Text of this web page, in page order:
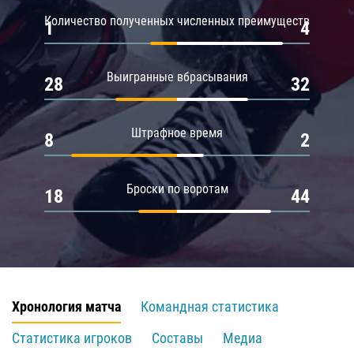
Количество полученных численных преимуществ
1 4
Выигранные вбрасывания
28 32
Штрафное время
8 2
Броски по воротам
18 44
Хронология матча
Командная статистика
Статистика игроков
Составы
Медиа